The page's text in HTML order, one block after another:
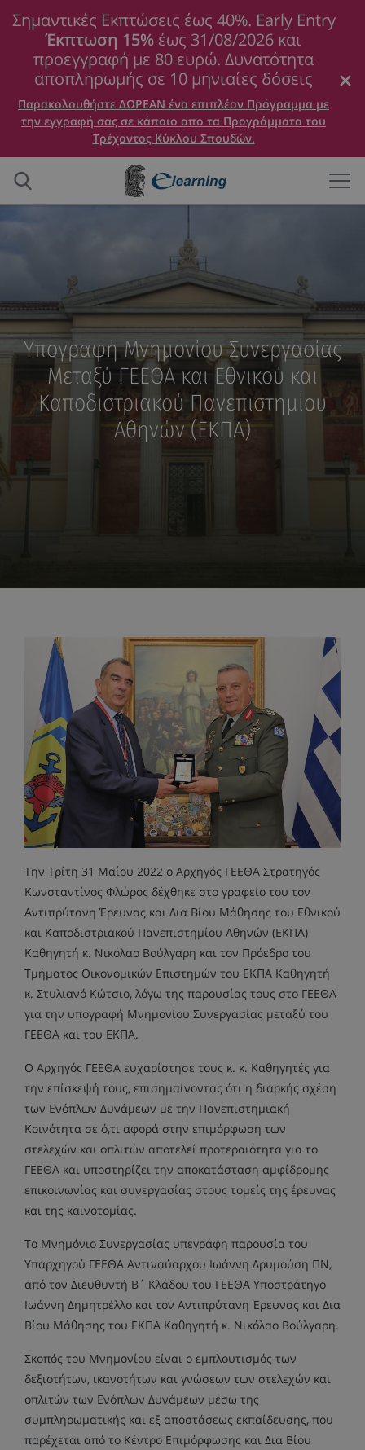
Σημαντικές Εκπτώσεις έως 40%. Early Entry
Έκπτωση 15% έως 31/08/2026 και
προεγγραφή με 80 ευρώ. Δυνατότητα
αποπληρωμής σε 10 μηνιαίες δόσεις
Παρακολουθήστε ΔΩΡΕΑΝ ένα επιπλέον Πρόγραμμα με
την εγγραφή σας σε κάποιο απο τα Προγράμματα του
Τρέχοντος Κύκλου Σπουδών.
Υπογραφή Μνημονίου Συνεργασίας
Μεταξύ ΓΕΕΘΑ και Εθνικού και
Καποδιστριακού Πανεπιστημίου
Αθηνών (ΕΚΠΑ)
Την Τρίτη 31 Μαΐου 2022 ο Αρχηγός ΓΕΕΘΑ Στρατηγός
Κωνσταντίνος Φλώρος δέχθηκε στο γραφείο του τον
Αντιπρύτανη Έρευνας και Δια Βίου Μάθησης του Εθνικού
και Καποδιστριακού Πανεπιστημίου Αθηνών (ΕΚΠΑ)
Καθηγητή κ. Νικόλαο Βούλγαρη και τον Πρόεδρο του
Τμήματος Οικονομικών Επιστημών του ΕΚΠΑ Καθηγητή
κ. Στυλιανό Κώτσιο, λόγω της παρουσίας τους στο ΓΕΕΘΑ
για την υπογραφή Μνημονίου Συνεργασίας μεταξύ του
ΓΕΕΘΑ και του ΕΚΠΑ.
Ο Αρχηγός ΓΕΕΘΑ ευχαρίστησε τους κ. κ. Καθηγητές για
την επίσκεψή τους, επισημαίνοντας ότι η διαρκής σχέση
των Ενόπλων Δυνάμεων με την Πανεπιστημιακή
Κοινότητα σε ό,τι αφορά στην επιμόρφωση των
στελεχών και οπλιτών αποτελεί προτεραιότητα για το
ΓΕΕΘΑ και υποστηρίζει την αποκατάσταση αμφίδρομης
επικοινωνίας και συνεργασίας στους τομείς της έρευνας
και της καινοτομίας.
Το Μνημόνιο Συνεργασίας υπεγράφη παρουσία του
Υπαρχηγού ΓΕΕΘΑ Αντιναύαρχου Ιωάννη Δρυμούση ΠΝ,
από τον Διευθυντή Β΄ Κλάδου του ΓΕΕΘΑ Υποστράτηγο
Ιωάννη Δημητρέλλο και τον Αντιπρύτανη Έρευνας και Δια
Βίου Μάθησης του ΕΚΠΑ Καθηγητή κ. Νικόλαο Βούλγαρη.
Σκοπός του Μνημονίου είναι ο εμπλουτισμός των
δεξιοτήτων, ικανοτήτων και γνώσεων των στελεχών και
οπλιτών των Ενόπλων Δυνάμεων μέσω της
συμπληρωματικής και εξ αποστάσεως εκπαίδευσης, που
παρέχεται από το Κέντρο Επιμόρφωσης και Δια Βίου